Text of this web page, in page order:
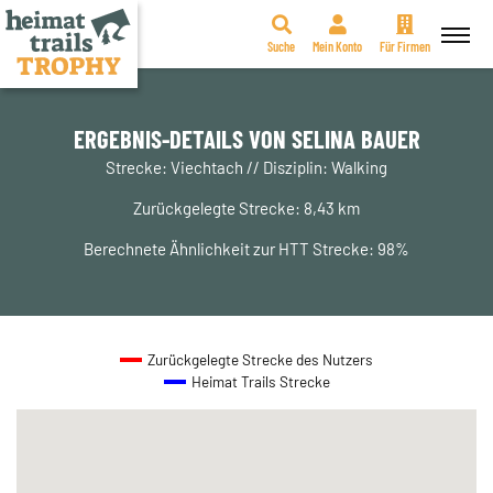
Zum
Suche Mein Konto Für Firmen
ERGEBNIS-DETAILS VON SELINA BAUER
Strecke: Viechtach // Disziplin: Walking
Zurückgelegte Strecke: 8,43 km
Berechnete Ähnlichkeit zur HTT Strecke: 98%
Zurückgelegte Strecke des Nutzers
Heimat Trails Strecke